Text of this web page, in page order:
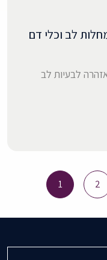
לב וכלי דם
לבעיות לב
1 2